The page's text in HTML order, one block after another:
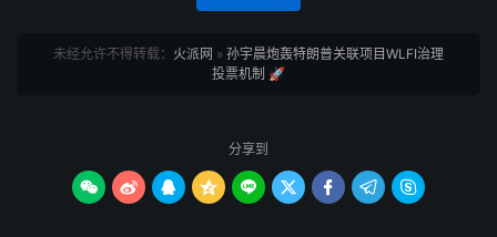
未经允许不得转载： 火派网 » 孙宇晨炮轰特朗普关联项目WLFI治理
投票机制 🚀
分享到
        